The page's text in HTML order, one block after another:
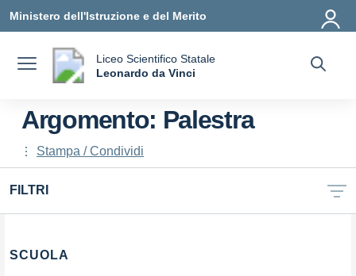
Ministero dell'Istruzione e del Merito
Liceo Scientifico Statale
Leonardo da Vinci
Argomento: Palestra
Stampa / Condividi
FILTRI
Filtri
SCUOLA